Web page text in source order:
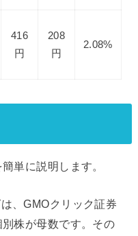
416
円
208
円
2.08%
単に説明します。
、GMOクリック証券
株が母数です。その